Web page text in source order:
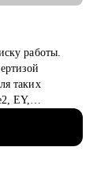
работы.
таких
EY,
лет
проекты